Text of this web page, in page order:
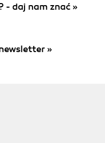
- daj nam znać »
»